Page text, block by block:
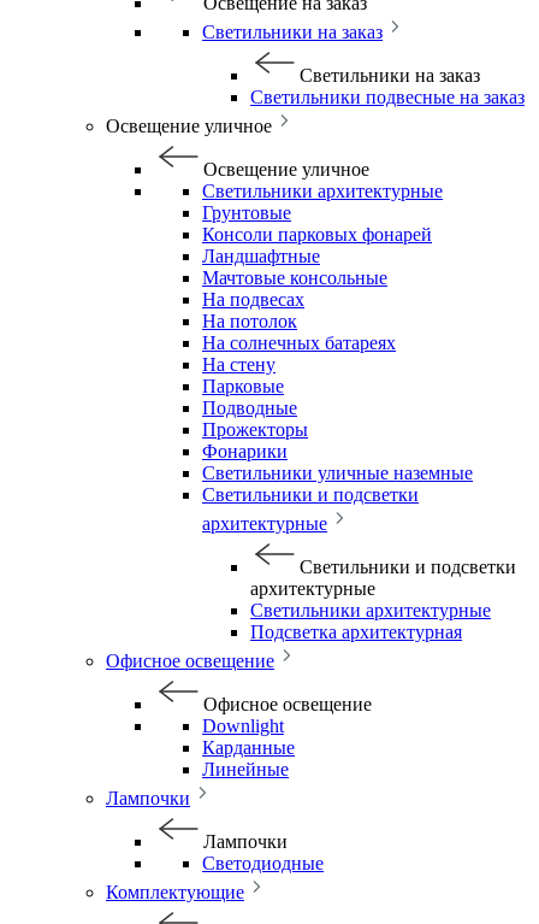
Светильники на заказ
Светильники на заказ
Светильники подвесные на заказ
Освещение уличное
Освещение уличное
Светильники архитектурные
Грунтовые
Консоли парковых фонарей
Ландшафтные
Мачтовые консольные
На подвесах
На потолок
На солнечных батареях
На стену
Парковые
Подводные
Прожекторы
Фонарики
Светильники уличные наземные
Светильники и подсветки
архитектурные
Светильники и подсветки
архитектурные
Светильники архитектурные
Подсветка архитектурная
Офисное освещение
Офисное освещение
Downlight
Карданные
Линейные
Лампочки
Лампочки
Светодиодные
Комплектующие